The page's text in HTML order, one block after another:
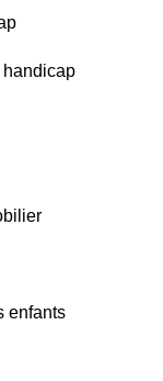
handicap
enfants